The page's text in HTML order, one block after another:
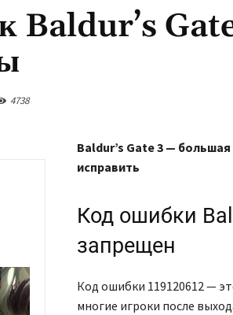
Baldur’s
4738
Baldur’s Gate 3 —
исправить
Код ошибки
запрещен
Код ошибки 119120612 —
многие игроки после